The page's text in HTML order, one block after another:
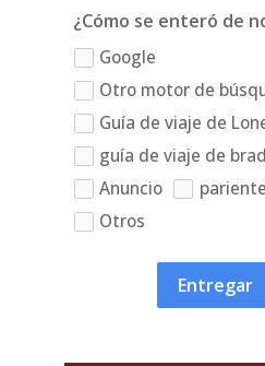
¿Cómo se enteró de
Google
Otro motor de
Guía de viaje de
guía de viaje de brad
Anuncio
Otros
Entregar